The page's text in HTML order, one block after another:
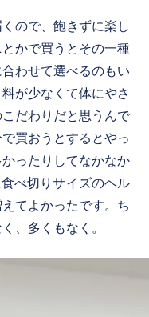
ので、飽きずに楽し
かで買うとその一種
わせて選べるのもい
が少なくて体にやさ
だわりだと思うんで
買おうとするとやっ
ったりしてなかなか
べ切りサイズのヘル
てよかったです。ち
、多くもなく。